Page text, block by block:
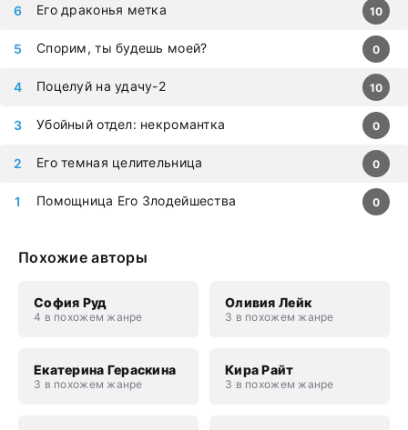
Помощница Его Злодейшества 0
Его темная целительница 0
Убойный отдел: некромантка 0
Поцелуй на удачу-2 10
Спорим, ты будешь моей? 0
Его драконья метка 10
Похожие авторы
София Руд
4 в похожем жанре
Оливия Лейк
3 в похожем жанре
Екатерина Гераскина
3 в похожем жанре
Кира Райт
3 в похожем жанре